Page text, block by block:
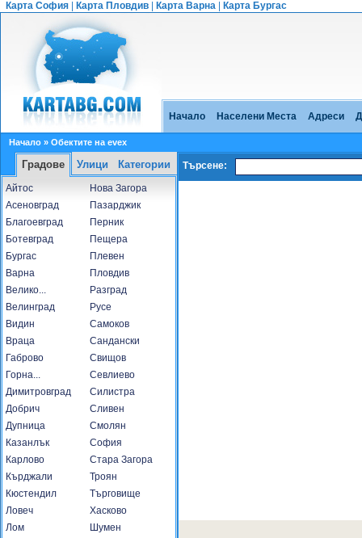
Карта София Карта Пловдив Карта Варна Карта Бургас
Начало Населени Места Адреси
Начало » Обектите на evex
Градове Улици Категории
Айтос
Асеновград
Благоевград
Ботевград
Бургас
Варна
Велико...
Велинград
Видин
Враца
Габрово
Горна...
Димитровград
Добрич
Дупница
Казанлък
Карлово
Кърджали
Кюстендил
Ловеч
Лом
Нова Загора
Пазарджик
Перник
Пещера
Плевен
Пловдив
Разград
Русе
Самоков
Сандански
Свищов
Севлиево
Силистра
Сливен
Смолян
София
Стара Загора
Троян
Търговище
Хасково
Шумен
Търсене: